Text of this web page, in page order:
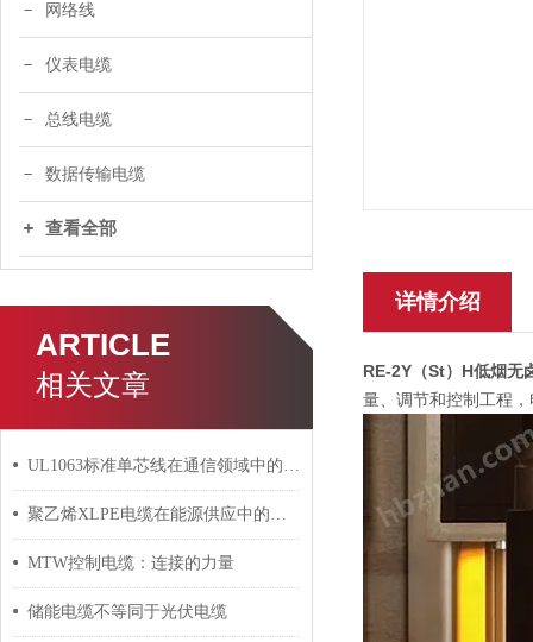
网络线
仪表电缆
总线电缆
数据传输电缆
查看全部
ARTICLE
相关文章
UL1063标准单芯线在通信领域中的应用
聚乙烯XLPE电缆在能源供应中的应用
MTW控制电缆：连接的力量
储能电缆不等同于光伏电缆
详情介绍
RE-2Y（St）H低烟无
量、调节和控制工程